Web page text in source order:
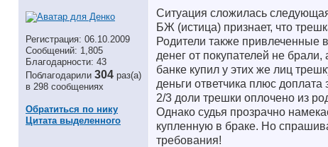
Регистрация: 06.10.2009
Сообщений: 1,805
Благодарности: 43
Поблагодарили 304 раз(а)
в 298 сообщениях
Обратиться по нику
Цитата выделенного
Ситуация сложилась
БЖ (истица) признает, что
Родители также привлеченные
денег от покупателей не
банке купил у этих же лиц
деньги ответчика плюс
2/3 доли трешки оплочено из
Однако судья прозрачно
купленную в браке. Но
требования!